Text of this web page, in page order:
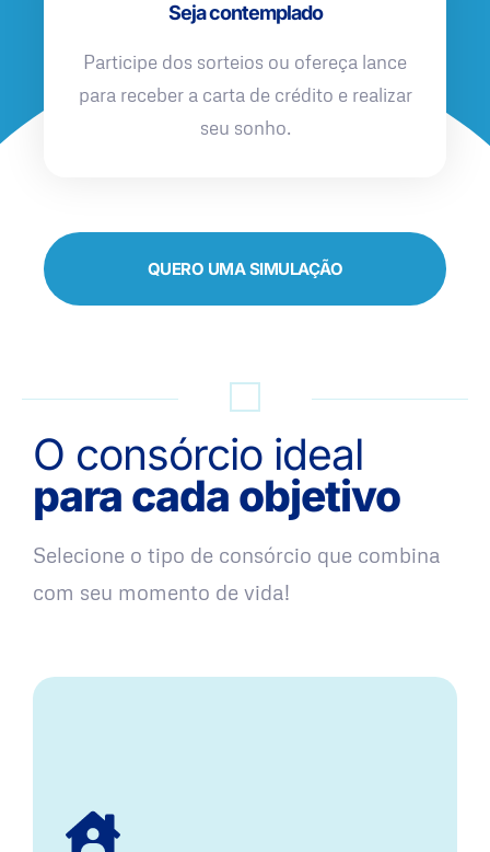
Seja contemplado
Participe dos sorteios ou ofereça lance
para receber a carta de crédito e realizar
seu sonho.
QUERO UMA SIMULAÇÃO
O consórcio ideal
para cada objetivo
Selecione o tipo de consórcio que combina
com seu momento de vida!